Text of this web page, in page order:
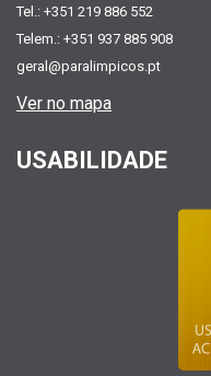
Tel.: +351 219 886 552
Telem.: +351 937 885 908
geral@paralimpicos.pt
Ver no mapa
USABILIDADE